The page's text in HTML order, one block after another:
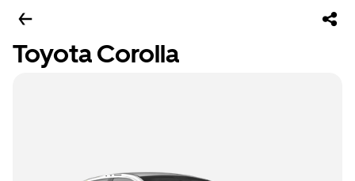
Toyota Corolla